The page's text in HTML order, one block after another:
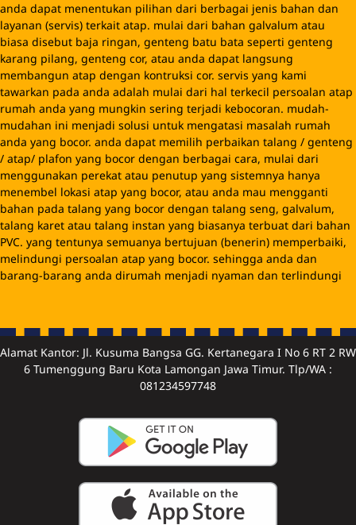
barang-barang anda dirumah menjadi nyaman dan terlindungi
Alamat Kantor: Jl. Kusuma Bangsa GG. Kertanegara I No 6 RT 2 RW
6 Tumenggung Baru Kota Lamongan Jawa Timur. Tlp/WA :
081234597748
PETUNJUK ARAH
Copyright © 2026 TUKANG LAMONGAN